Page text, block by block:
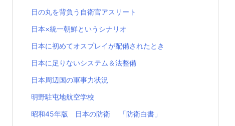
日の丸を背負う自衛官アスリート
日本×統一朝鮮というシナリオ
日本に初めてオスプレイが配備されたとき
日本に足りないシステム＆法整備
日本周辺国の軍事力状況
明野駐屯地航空学校
昭和45年版 日本の防衛 「防衛白書」